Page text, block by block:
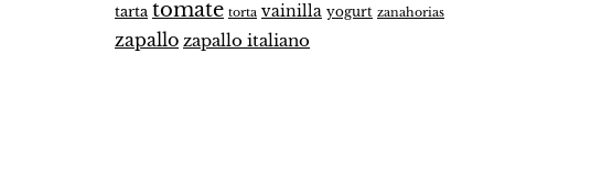
tarta tomate torta vainilla yogurt zanahorias
zapallo zapallo italiano